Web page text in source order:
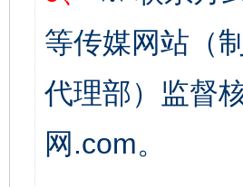
等传媒网站（
代理部）监督
网.com。
完善运行机制助力责任有效落